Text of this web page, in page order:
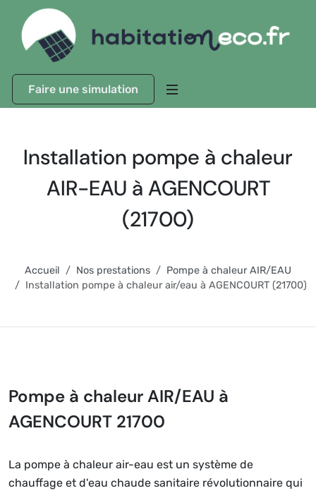
Faire une simulation
Installation pompe à chaleur
AIR-EAU à AGENCOURT
(21700)
Accueil Nos prestations
Pompe à chaleur AIR/EAU
Installation pompe à chaleur air/eau à AGENCOURT (21700)
Pompe à chaleur AIR/EAU à
AGENCOURT 21700
La pompe à chaleur air-eau est un système de
chauffage et d'eau chaude sanitaire révolutionnaire qui